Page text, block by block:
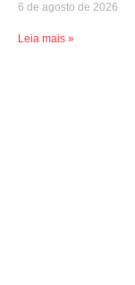
6 de agosto de 2026
Leia mais »